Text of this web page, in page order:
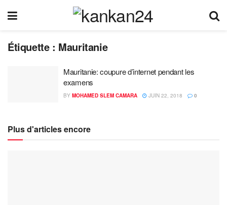
Étiquette : Mauritanie
Mauritanie: coupure d’internet pendant les
examens
BY MOHAMED SLEM CAMARA JUIN 22, 2018 0
Plus d'articles encore